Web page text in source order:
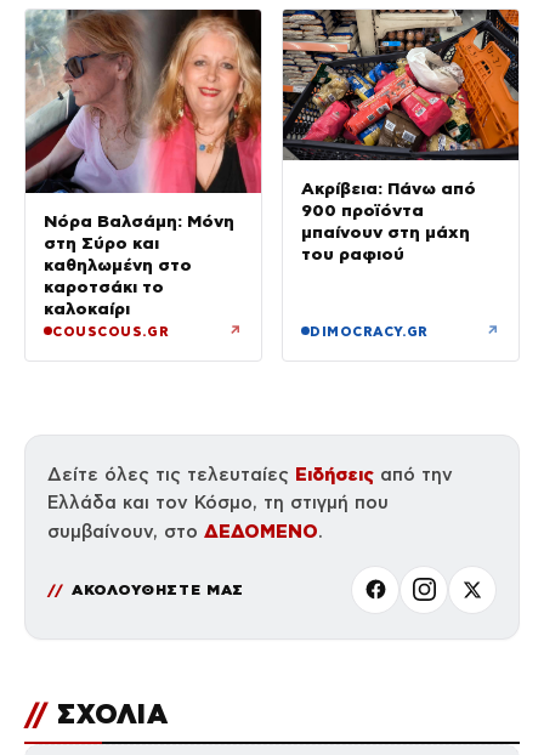
Νόρα Βαλσάμη: Μόνη
στη Σύρο και
καθηλωμένη στο
καροτσάκι το
καλοκαίρι
COUSCOUS.GR ↗
Ακρίβεια: Πάνω από
900 προϊόντα
μπαίνουν στη μάχη
του ραφιού
DIMOCRACY.GR ↗
Δείτε όλες τις τελευταίες Ειδήσεις από την
Ελλάδα και τον Κόσμο, τη στιγμή που
συμβαίνουν, στο ΔΕΔΟΜΕΝΟ.
ΑΚΟΛΟΥΘΗΣΤΕ ΜΑΣ
// ΣΧΟΛΙΑ